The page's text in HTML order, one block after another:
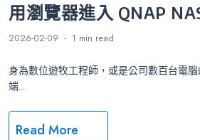
用瀏覽器進入 QNAP
2026-02-09 1 min read
身為數位遊牧工程師，或是公司數百台電
端...
Read More